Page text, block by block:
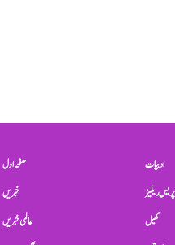
صفحہ اول
خبریں
عالمی خبریں
ادبیات
پریس ریلیز
کھیل